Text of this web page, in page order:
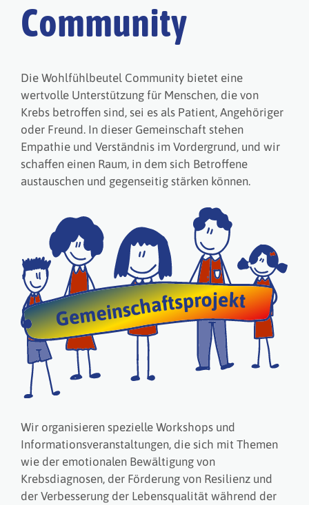
Community
Die Wohlfühlbeutel Community bietet eine
wertvolle Unterstützung für Menschen, die von
Krebs betroffen sind, sei es als Patient, Angehöriger
oder Freund. In dieser Gemeinschaft stehen
Empathie und Verständnis im Vordergrund, und wir
schaffen einen Raum, in dem sich Betroffene
austauschen und gegenseitig stärken können.
Wir organisieren spezielle Workshops und
Informationsveranstaltungen, die sich mit Themen
wie der emotionalen Bewältigung von
Krebsdiagnosen, der Förderung von Resilienz und
der Verbesserung der Lebensqualität während der